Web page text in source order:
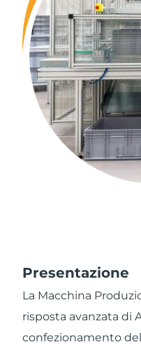
Presentazione
La Macchina
risposta avanzata di
confezionamento